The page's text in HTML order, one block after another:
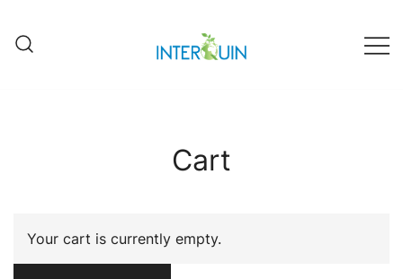
Cart
Your cart is currently empty.